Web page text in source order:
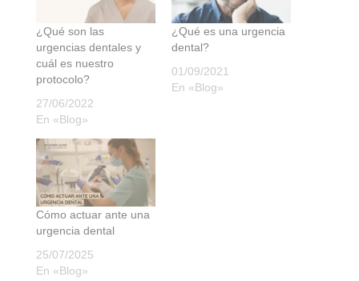
¿Qué son las
urgencias dentales y
cuál es nuestro
protocolo?
27/06/2022
En «Blog»
¿Qué es una urgencia
dental?
01/09/2021
En «Blog»
Cómo actuar ante una
urgencia dental
25/07/2025
En «Blog»